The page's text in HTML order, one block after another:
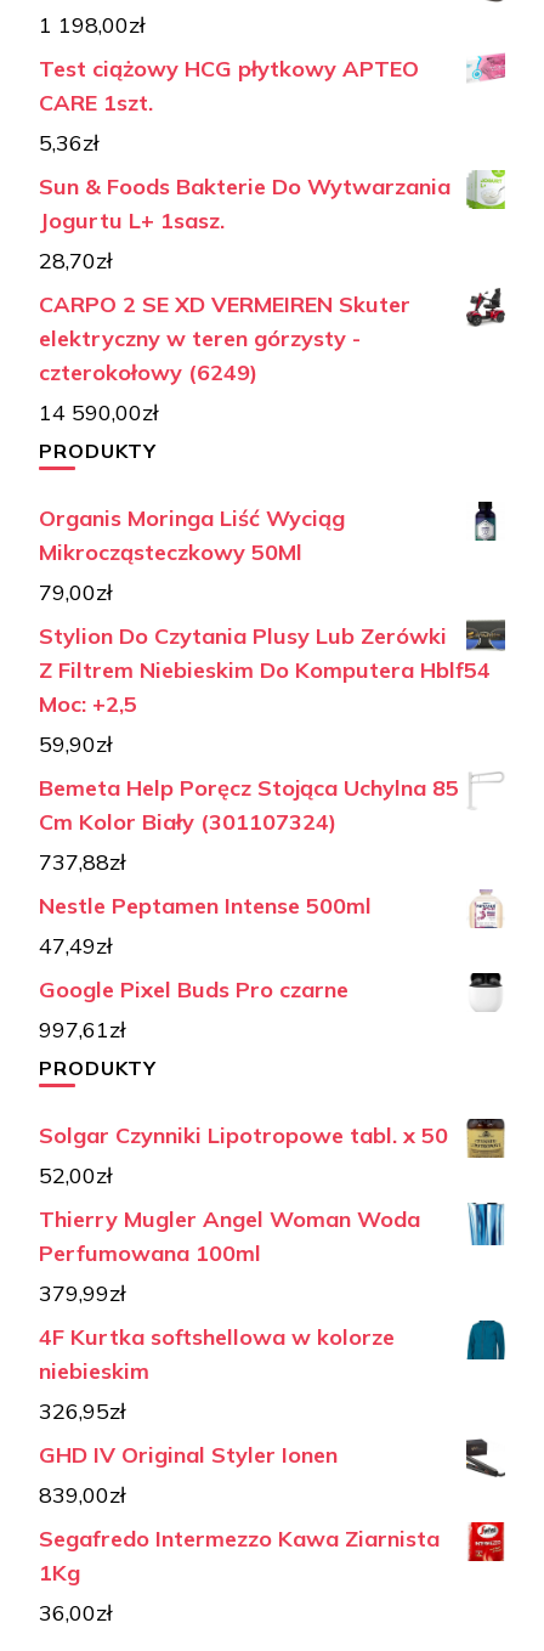
1 198,00zł
Test ciążowy HCG płytkowy APTEO
CARE 1szt.
5,36zł
Sun & Foods Bakterie Do Wytwarzania
Jogurtu L+ 1sasz.
28,70zł
CARPO 2 SE XD VERMEIREN Skuter
elektryczny w teren górzysty -
czterokołowy (6249)
14 590,00zł
PRODUKTY
Organis Moringa Liść Wyciąg
Mikrocząsteczkowy 50Ml
79,00zł
Stylion Do Czytania Plusy Lub Zerówki
Z Filtrem Niebieskim Do Komputera Hblf54
Moc: +2,5
59,90zł
Bemeta Help Poręcz Stojąca Uchylna 85
Cm Kolor Biały (301107324)
737,88zł
Nestle Peptamen Intense 500ml
47,49zł
Google Pixel Buds Pro czarne
997,61zł
PRODUKTY
Solgar Czynniki Lipotropowe tabl. x 50
52,00zł
Thierry Mugler Angel Woman Woda
Perfumowana 100ml
379,99zł
4F Kurtka softshellowa w kolorze
niebieskim
326,95zł
GHD IV Original Styler Ionen
839,00zł
Segafredo Intermezzo Kawa Ziarnista
1Kg
36,00zł